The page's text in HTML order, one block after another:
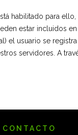
habilitado para
estar incluidos
el usuario se
servidores. A
CONTACTO